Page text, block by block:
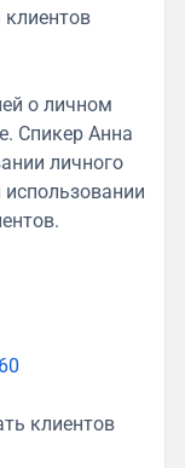
о личном
Спикер Анна
личного
клиентов